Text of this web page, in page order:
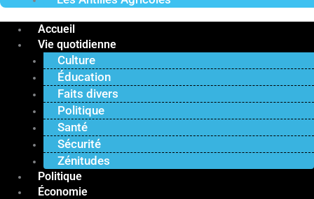
Accueil
Vie quotidienne
Culture
Éducation
Faits divers
Politique
Santé
Sécurité
Zénitudes
Politique
Économie